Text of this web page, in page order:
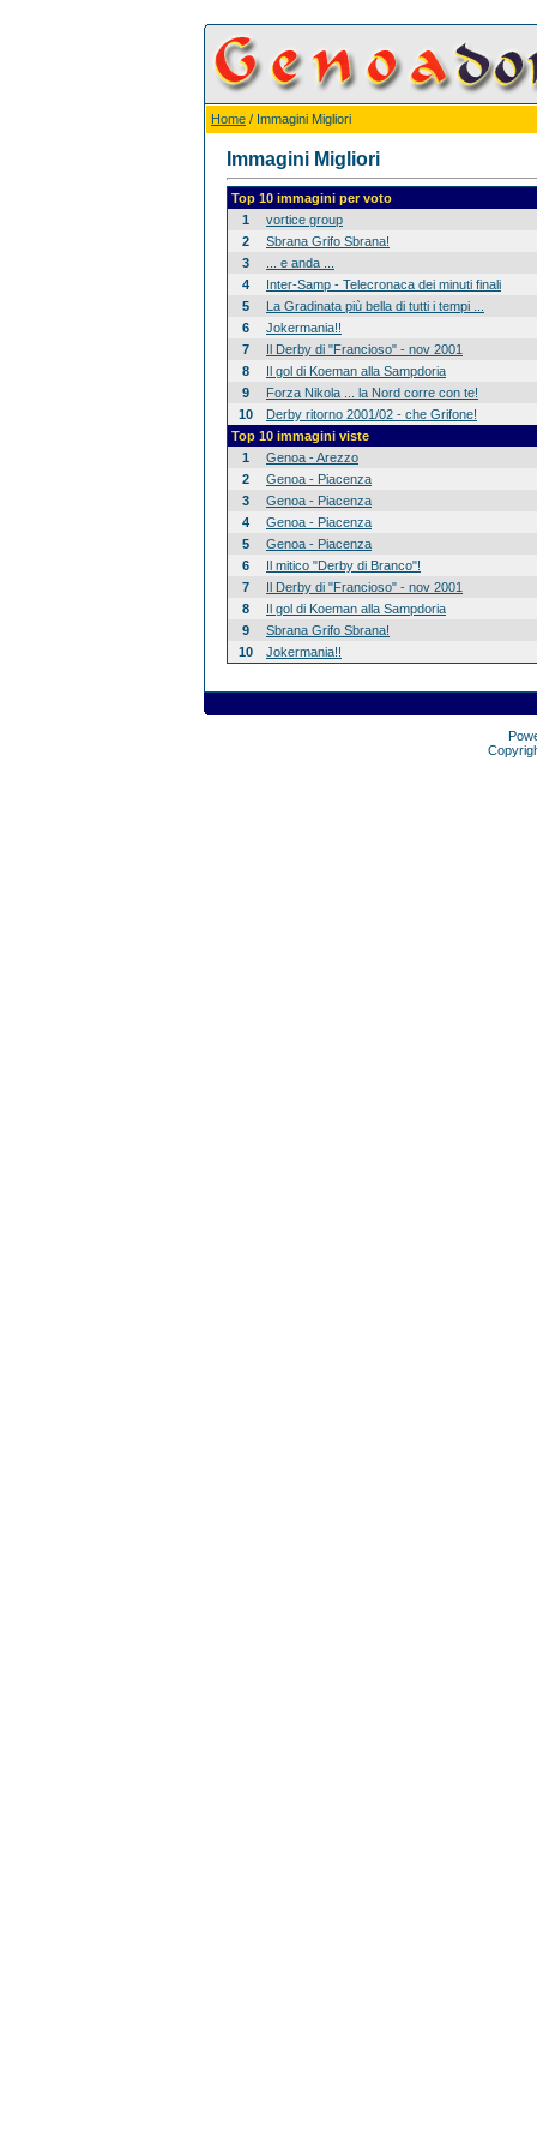
Home / Immagini Migliori
Immagini Migliori
Top 10 immagini per voto
1
vortice group
2
Sbrana Grifo Sbrana!
3
... e anda ...
4
Inter-Samp - Telecronaca dei minuti finali
5
La Gradinata più bella di tutti i tempi ...
6
Jokermania!!
7
Il Derby di "Francioso" - nov 2001
8
Il gol di Koeman alla Sampdoria
9
Forza Nikola ... la Nord corre con te!
10
Derby ritorno 2001/02 - che Grifone!
Top 10 immagini viste
1
Genoa - Arezzo
2
Genoa - Piacenza
3
Genoa - Piacenza
4
Genoa - Piacenza
5
Genoa - Piacenza
6
Il mitico "Derby di Branco"!
7
Il Derby di "Francioso" - nov 2001
8
Il gol di Koeman alla Sampdoria
9
Sbrana Grifo Sbrana!
10
Jokermania!!